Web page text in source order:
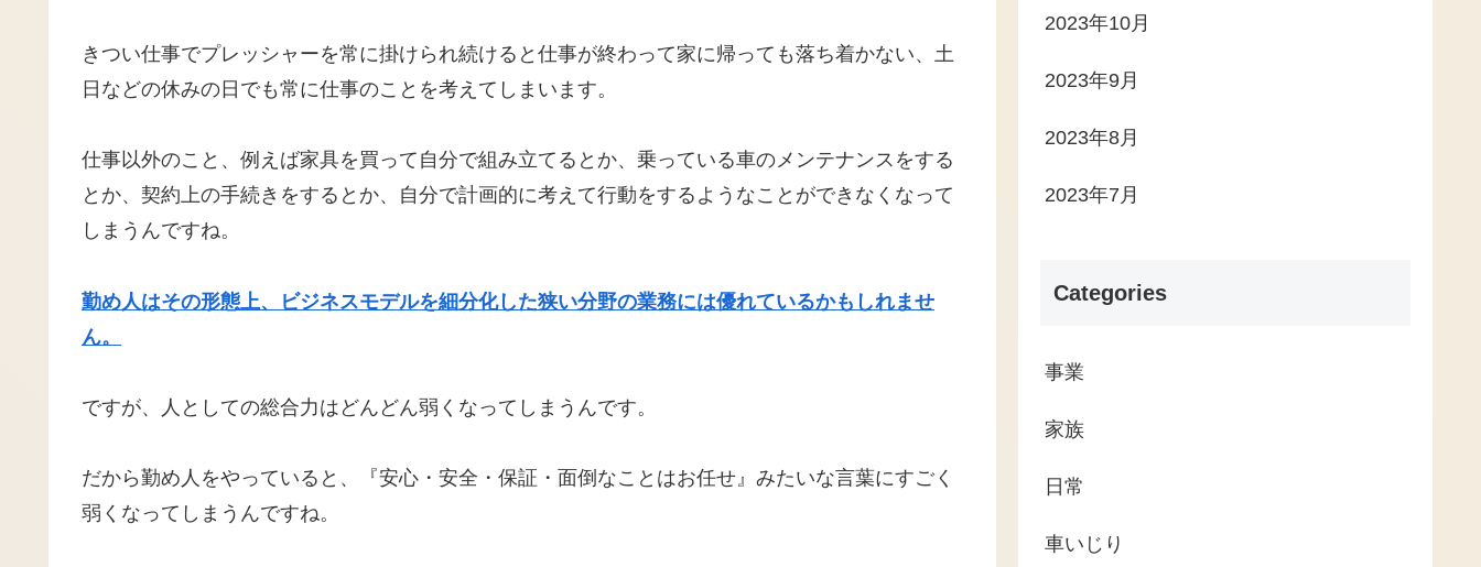
きつい仕事でプレッシャーを常に掛けられ続けると仕事が終わって家に帰っても落ち着かない、土
日などの休みの日でも常に仕事のことを考えてしまいます。
仕事以外のこと、例えば家具を買って自分で組み立てるとか、乗っている車のメンテナンスをする
とか、契約上の手続きをするとか、自分で計画的に考えて行動をするようなことができなくなって
しまうんですね。
勤め人はその形態上、ビジネスモデルを細分化した狭い分野の業務には優れているかもしれませ
ん。
ですが、人としての総合力はどんどん弱くなってしまうんです。
だから勤め人をやっていると、『安心・安全・保証・面倒なことはお任せ』みたいな言葉にすごく
弱くなってしまうんですね。
2023年10月
2023年9月
2023年8月
2023年7月
Categories
事業
家族
日常
車いじり